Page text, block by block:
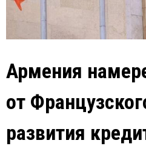
Армения
от
развития